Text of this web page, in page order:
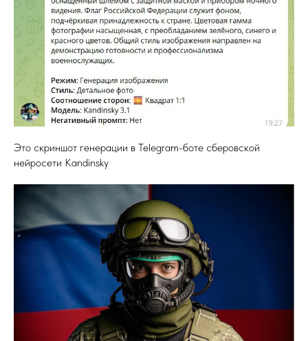
Это скриншот генерации в Telegram-боте сберовской
нейросети Kandinsky